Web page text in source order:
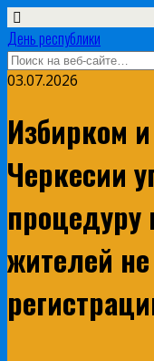
День республики
03.07.2026
Избирком
Черкесии
процедуру
жителей